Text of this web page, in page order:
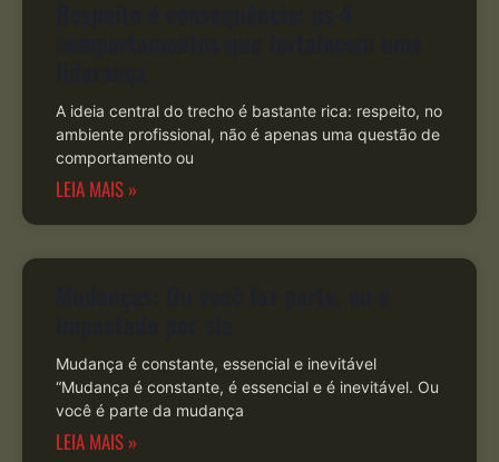
A ideia central do trecho é bastante rica: respeito, no
ambiente profissional, não é apenas uma questão de
comportamento ou
LEIA MAIS »
Mudança é constante, essencial e inevitável
“Mudança é constante, é essencial e é inevitável. Ou
você é parte da mudança
LEIA MAIS »